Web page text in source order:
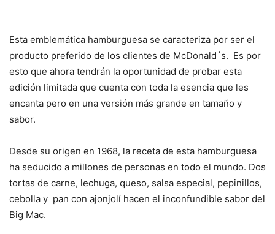
Esta emblemática hamburguesa se caracteriza por ser el
producto preferido de los clientes de McDonald´s. Es por
esto que ahora tendrán la oportunidad de probar esta
edición limitada que cuenta con toda la esencia que les
encanta pero en una versión más grande en tamaño y
sabor.
Desde su origen en 1968, la receta de esta hamburguesa
ha seducido a millones de personas en todo el mundo. Dos
tortas de carne, lechuga, queso, salsa especial, pepinillos,
cebolla y pan con ajonjolí hacen el inconfundible sabor del
Big Mac.